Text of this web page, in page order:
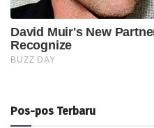
Pos-pos Terbaru